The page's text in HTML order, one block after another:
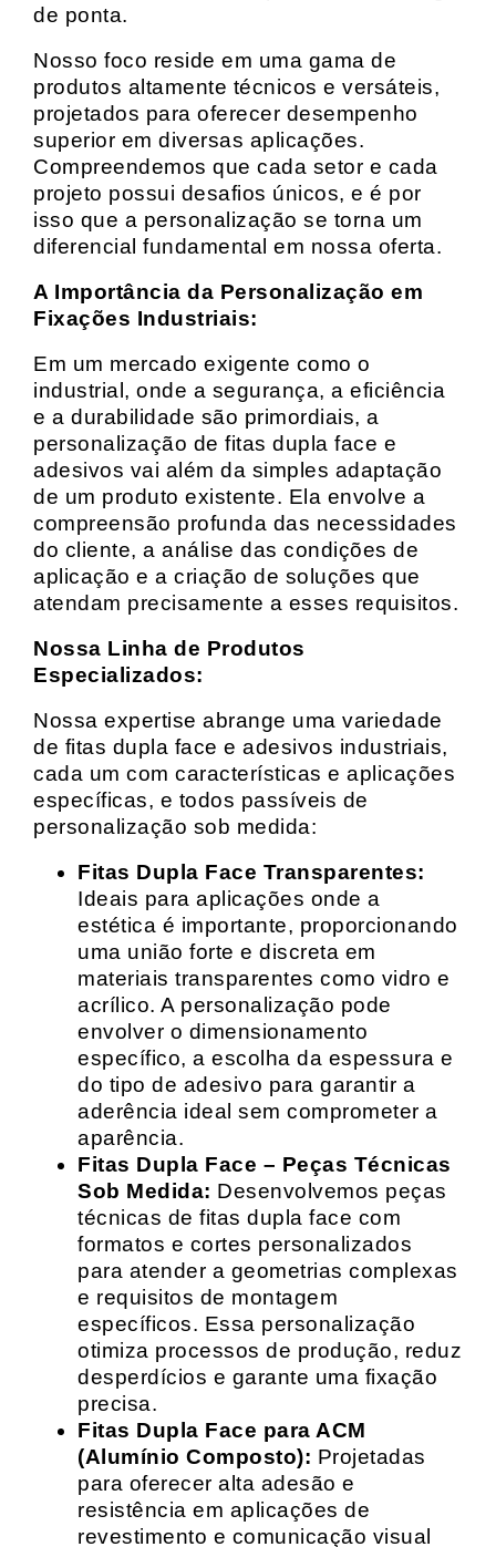
de ponta.
Nosso foco reside em uma gama de
produtos altamente técnicos e versáteis,
projetados para oferecer desempenho
superior em diversas aplicações.
Compreendemos que cada setor e cada
projeto possui desafios únicos, e é por
isso que a personalização se torna um
diferencial fundamental em nossa oferta.
A Importância da Personalização em
Fixações Industriais:
Em um mercado exigente como o
industrial, onde a segurança, a eficiência
e a durabilidade são primordiais, a
personalização de fitas dupla face e
adesivos vai além da simples adaptação
de um produto existente. Ela envolve a
compreensão profunda das necessidades
do cliente, a análise das condições de
aplicação e a criação de soluções que
atendam precisamente a esses requisitos.
Nossa Linha de Produtos
Especializados:
Nossa expertise abrange uma variedade
de fitas dupla face e adesivos industriais,
cada um com características e aplicações
específicas, e todos passíveis de
personalização sob medida:
Fitas Dupla Face Transparentes:
Ideais para aplicações onde a
estética é importante, proporcionando
uma união forte e discreta em
materiais transparentes como vidro e
acrílico. A personalização pode
envolver o dimensionamento
específico, a escolha da espessura e
do tipo de adesivo para garantir a
aderência ideal sem comprometer a
aparência.
Fitas Dupla Face – Peças Técnicas
Sob Medida: Desenvolvemos peças
técnicas de fitas dupla face com
formatos e cortes personalizados
para atender a geometrias complexas
e requisitos de montagem
específicos. Essa personalização
otimiza processos de produção, reduz
desperdícios e garante uma fixação
precisa.
Fitas Dupla Face para ACM
(Alumínio Composto): Projetadas
para oferecer alta adesão e
resistência em aplicações de
revestimento e comunicação visual